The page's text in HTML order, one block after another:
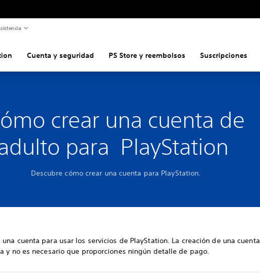
Cuenta y seguridad PS Store y reembolsos Suscripciones
crear una cuenta de
para PlayStation
Descubre cómo crear una cuenta para PlayStation.
una cuenta para usar los servicios de PlayStation. La creación de una cuenta
y no es necesario que proporciones ningún detalle de pago.